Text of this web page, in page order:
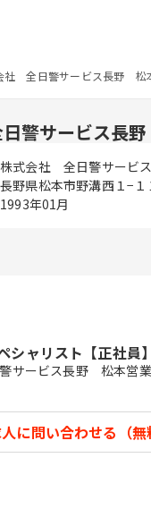
社 全日警サービス長野 松
警サービス長
株式会社 全日警サービ
長野県松本市野溝西１−
1993年01月
シャリスト【正社員
サービス長野 松本営
に問い合わせる（無